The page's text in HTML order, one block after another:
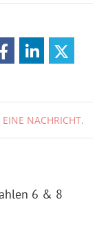
NACHRICHT.
6 & 8